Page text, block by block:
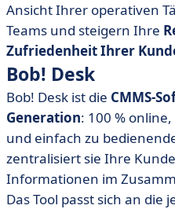
Ansicht Ihrer operativen
Teams und steigern Ihre
Zufriedenheit Ihrer
Bob! Desk
Bob! Desk ist die CMMS-
Generation: 100 %
und einfach zu
zentralisiert sie Ihre
Informationen im
Das Tool passt sich an die